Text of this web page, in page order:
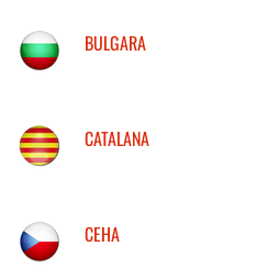
BULGARA
CATALANA
CEHA